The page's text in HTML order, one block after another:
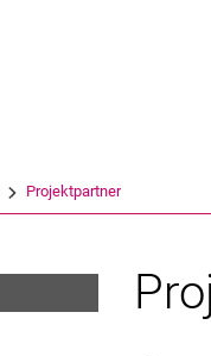
Projektpartner